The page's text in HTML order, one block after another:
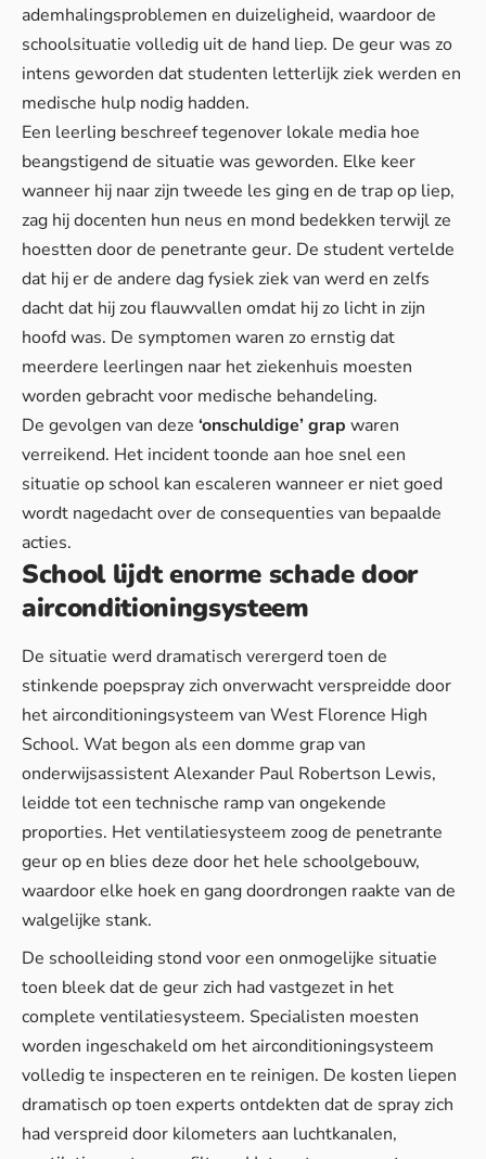
ademhalingsproblemen en duizeligheid, waardoorde
schoolsituatie volledig uit de hand liep. De geur was zo
intens geworden dat studenten letterlijk ziek werden en
medische hulp nodig hadden.
Een leerling beschreef tegenover lokale media hoe
beangstigend de situatie was geworden. Elke keer
wanneer hij naar zijn tweede les ging en de trap op liep,
zag hij docenten hun neus en mond bedekken terwijl ze
hoestten door de penetrante geur. De student vertelde
dat hij er de andere dag fysiek ziek van werd en zelfs
dacht dat hij zou flauwvallen omdat hij zo licht in zijn
hoofd was. De symptomen waren zo ernstig dat
meerdere leerlingen naar het ziekenhuis moesten
worden gebracht voor medische behandeling.
De gevolgen van deze ‘onschuldige’ grap waren
verreikend. Het incident toonde aan hoe snel een
situatie op school kan escaleren wanneer er niet goed
wordt nagedacht over de consequenties van bepaalde
acties.
School lijdt enorme schade door
airconditioningsysteem
De situatie werd dramatisch verergerd toen de
stinkende poepspray zich onverwacht verspreidde door
het airconditioningsysteem van West Florence High
School. Wat begon als een domme grap van
onderwijsassistent Alexander Paul Robertson Lewis,
leidde tot een technische ramp van ongekende
proporties. Het ventilatiesysteem zoog de penetrante
geur op en blies deze door het hele schoolgebouw,
waardoor elke hoek en gang doordrongen raakte van de
walgelijke stank.
De schoolleiding stond voor een onmogelijke situatie
toen bleek dat de geur zich had vastgezet in het
complete ventilatiesysteem. Specialisten moesten
worden ingeschakeld om het airconditioningsysteem
volledig te inspecteren en te reinigen. De kosten liepen
dramatisch op toen experts ontdekten dat de spray zich
had verspreid door kilometers aan luchtkanalen,